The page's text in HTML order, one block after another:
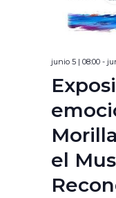
junio 5 | 08:00-
el